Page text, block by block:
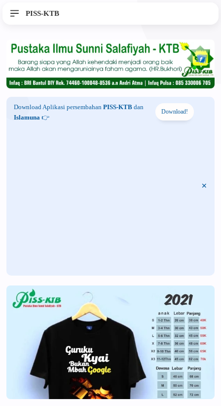
PISS-KTB
Download Aplikasi persembahan PISS-KTB dan
Islamuna 👉
Download!